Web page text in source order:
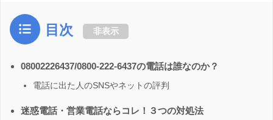
目次 非表示
08002226437/0800-222-6437の電話は誰なのか？
電話に出た人のSNSやネットの評判
迷惑電話・営業電話ならコレ！３つの対処法